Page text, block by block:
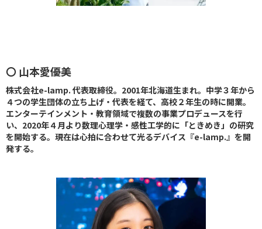
〇 山本愛優美
株式会社e-lamp. 代表取締役。2001年北海道生まれ。中学３年から
４つの学生団体の立ち上げ・代表を経て、高校２年生の時に開業。
エンターテインメント・教育領域で複数の事業プロデュースを行
い、2020年４月より数理心理学・感性工学的に「ときめき」の研究
を開始する。現在は心拍に合わせて光るデバイス『e-lamp.』を開
発する。